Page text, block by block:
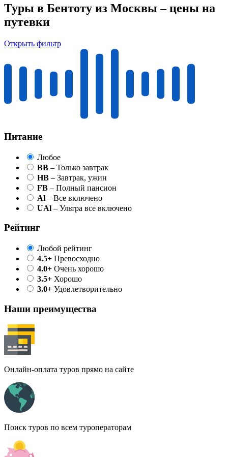
Туры в Бентоту из Москвы – цены на
путевки
Открыть фильтр
Питание
Любое
BB – Только завтрак
HB – Завтрак, ужин
FB – Полный пансион
Al – Все включено
UAl – Ультра все включено
Рейтинг
Любой рейтинг
4.5+ Превосходно
4.0+ Очень хорошо
3.5+ Хорошо
3.0+ Удовлетворительно
Наши преимущества
Онлайн-оплата туров прямо на сайте
Поиск туров по всем туроператорам